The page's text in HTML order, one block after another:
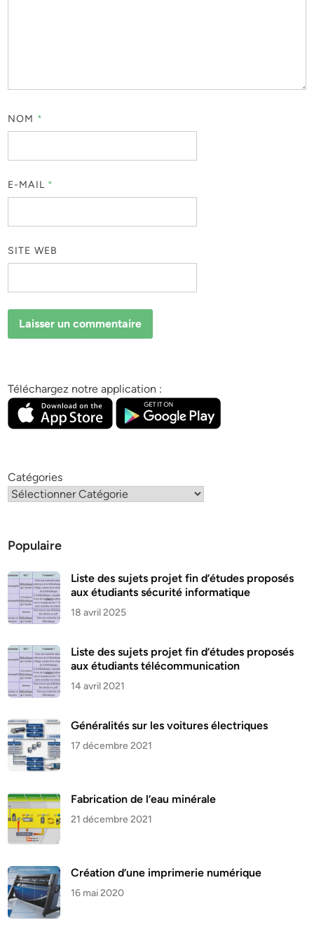
NOM *
E-MAIL *
SITE WEB
Téléchargez notre application :
Catégories
Populaire
Liste des sujets projet fin d’études proposés
aux étudiants sécurité informatique
18 avril 2025
Liste des sujets projet fin d’études proposés
aux étudiants télécommunication
14 avril 2021
Généralités sur les voitures électriques
17 décembre 2021
Fabrication de l’eau minérale
21 décembre 2021
Création d’une imprimerie numérique
16 mai 2020